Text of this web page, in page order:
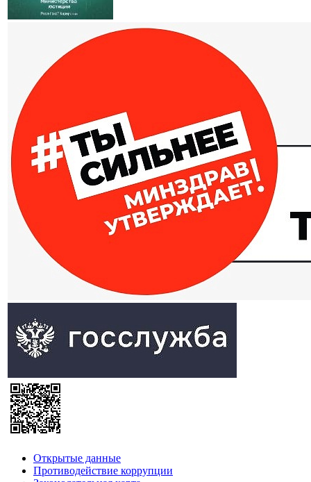
Открытые данные
Противодействие коррупции